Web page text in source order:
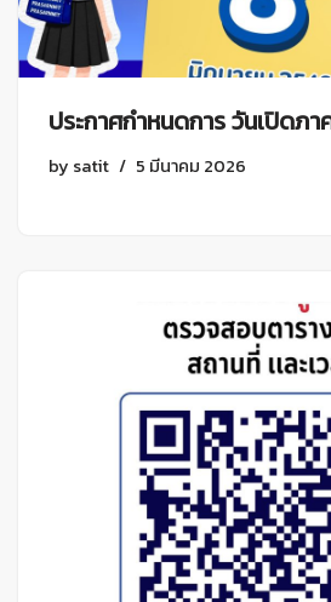
ประกาศกำหนดการ วันเปิดภ
by satit 5 มีนาคม 2026